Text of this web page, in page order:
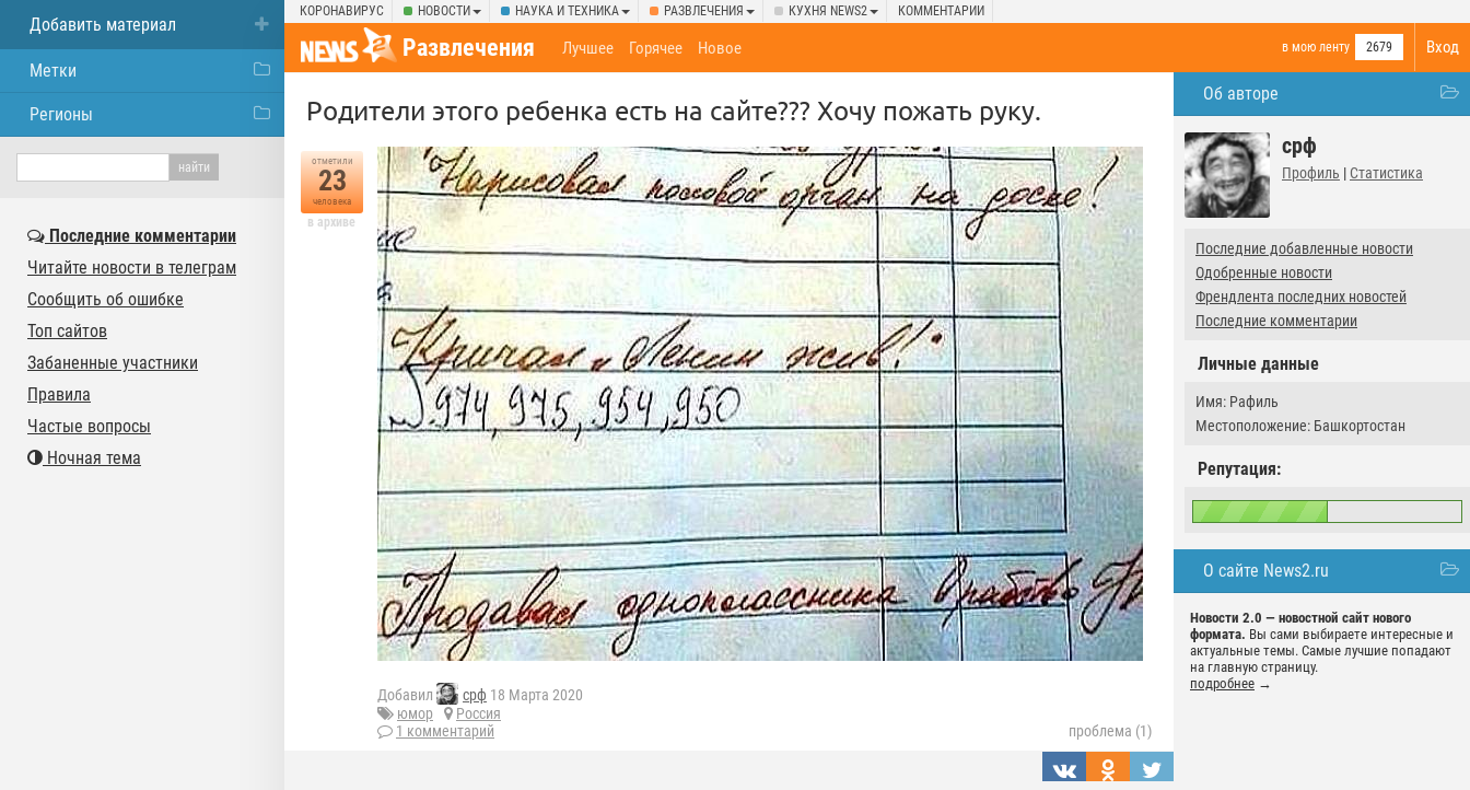
КОРОНАВИРУС НОВОСТИ НАУКА И ТЕХНИКА РАЗВЛЕЧЕНИЯ КУХНЯ NEWS2 КОММЕНТАРИИ
Вход
Развлечения в мою ленту 2679
Лучшее Горячее Новое
Об авторе
срф
Профиль | Статистика
Последние добавленные новости
Одобренные новости
Френдлента последних новостей
Последние комментарии
Личные данные
Имя: Рафиль
Местоположение: Башкортостан
Репутация:
О сайте News2.ru
Новости 2.0 — новостной сайт нового
формата. Вы сами выбираете интересные и
актуальные темы. Самые лучшие попадают
на главную страницу.
подробнее →
Родители этого ребенка есть на сайте??? Хочу пожать руку.
отметили
23
человека
в архиве
Добавил срф 18 Марта 2020
юмор
Россия
1 комментарий
проблема (1)
Добавить материал
Метки
Регионы
Последние комментарии
Читайте новости в телеграм
Сообщить об ошибке
Топ сайтов
Забаненные участники
Правила
Частые вопросы
Ночная тема